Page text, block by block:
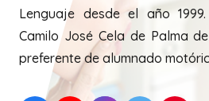
Lenguaje desde el año
Camilo José Cela de Palma
preferente de alumnado